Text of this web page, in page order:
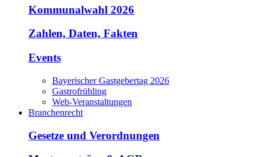
Kommunalwahl 2026
Zahlen, Daten, Fakten
Events
Bayerischer Gastgebertag 2026
Gastrofrühling
Web-Veranstaltungen
Branchenrecht
Gesetze und Verordnungen